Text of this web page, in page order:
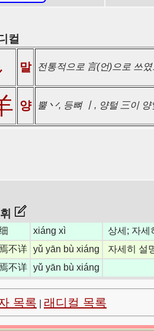
컬
말 전통적으로 言(언)으로 쓰
양 뿔 丷, 등뼈 丨, 양털 三이
xiáng xì
상세; 자세
不详 yǔ yān bù xiáng
자세히 설
不详 yǔ yān bù xiáng
목록 래디컬 목록